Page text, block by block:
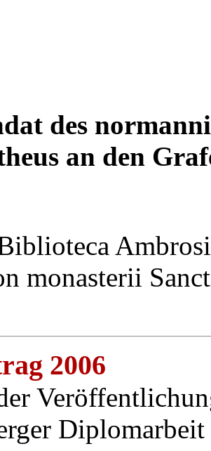
des
an den
monasterii
2006